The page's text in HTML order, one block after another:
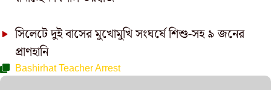
সিলেটে দুই বাসের মুখোমুখি সংঘর্ষে শিশু-সহ ৯ জনের
প্রাণহানি
Bashirhat Teacher Arrest